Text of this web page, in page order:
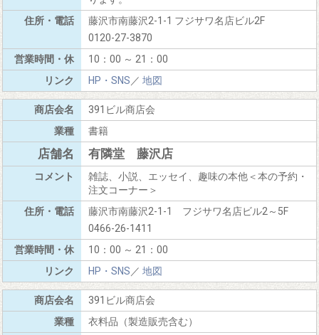
藤沢市南藤沢2-1-1 フジサワ名店ビル2F
0120-27-3870
10：00 ～ 21：00
HP・SNS／ 地図
391ビル商店会
書籍
有隣堂 藤沢店
雑誌、小説、エッセイ、趣味の本他＜本の予約・
注文コーナー＞
藤沢市南藤沢2-1-1 フジサワ名店ビル2～5F
0466-26-1411
10：00 ～ 21：00
HP・SNS／ 地図
391ビル商店会
衣料品（製造販売含む）